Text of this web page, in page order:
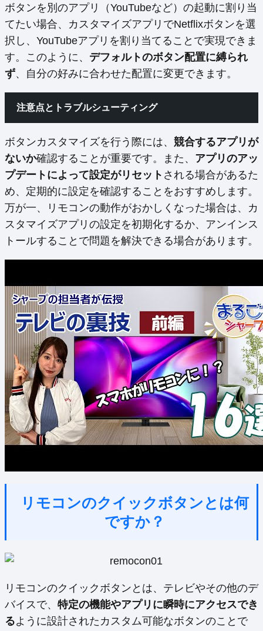
ボタンを別のアプリ（YouTubeなど）の起動に割り当
てたい場合、カスタマイズアプリでNetflixボタンを選
択し、YouTubeアプリを割り当てることで実現できま
す。このように、 デフォルトのボタン配置に縛られ
ず、自分の好みに合わせた配置に変更できます。
注意点とトラブルシューティング
ボタンカスタマイズを行う際には、 競合するアプリが
ないか確認することが重要です。また、 アプリのアッ
プデートによって設定がリセット される場合があるた
め、定期的に設定を確認することをおすすめします。
万が一、リモコンの動作がおかしくなった場合は、カ
スタマイズアプリの設定を初期化するか、アンインス
トールすることで問題を解決できる場合があります。
リモコンのクイックボタンとは何
ですか？
リモコンのクイックボタンとは、テレビやその他のデ
バイスで、 特定の機能やアプリに瞬時にアクセスでき
るように設計されたカスタム可能なボタンのことで